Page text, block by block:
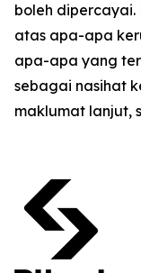
boleh
atas apa-apa
apa-apa yang
sebagai nasihat
maklumat lanjut,